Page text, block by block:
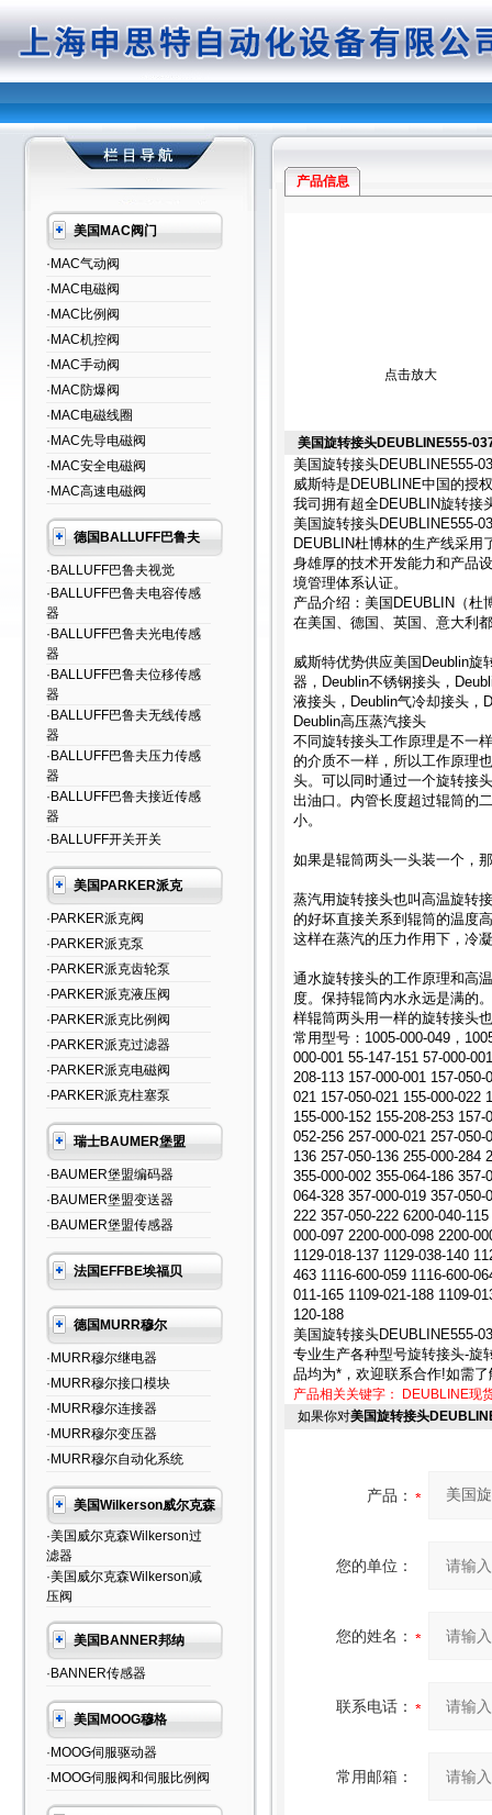
美国MAC阀门
·MAC气动阀
·MAC电磁阀
·MAC比例阀
·MAC机控阀
·MAC手动阀
·MAC防爆阀
·MAC电磁线圈
·MAC先导电磁阀
·MAC安全电磁阀
·MAC高速电磁阀
德国BALLUFF巴鲁夫
·BALLUFF巴鲁夫视觉
·BALLUFF巴鲁夫电容传感
器
·BALLUFF巴鲁夫光电传感
器
·BALLUFF巴鲁夫位移传感
器
·BALLUFF巴鲁夫无线传感
器
·BALLUFF巴鲁夫压力传感
器
·BALLUFF巴鲁夫接近传感
器
·BALLUFF开关开关
美国PARKER派克
·PARKER派克阀
·PARKER派克泵
·PARKER派克齿轮泵
·PARKER派克液压阀
·PARKER派克比例阀
·PARKER派克过滤器
·PARKER派克电磁阀
·PARKER派克柱塞泵
瑞士BAUMER堡盟
·BAUMER堡盟编码器
·BAUMER堡盟变送器
·BAUMER堡盟传感器
法国EFFBE埃福贝
德国MURR穆尔
·MURR穆尔继电器
·MURR穆尔接口模块
·MURR穆尔连接器
·MURR穆尔变压器
·MURR穆尔自动化系统
美国Wilkerson威尔克森
·美国威尔克森Wilkerson过
滤器
·美国威尔克森Wilkerson减
压阀
美国BANNER邦纳
·BANNER传感器
美国MOOG穆格
·MOOG伺服驱动器
·MOOG伺服阀和伺服比例阀
产品信息
点击放大
美国旋转接头DEUBLINE555-
美国旋转接头DEUBLINE555-
威斯特是DEUBLINE中国的授
我司拥有超全DEUBLIN旋转接
美国旋转接头DEUBLINE555-
DEUBLIN杜博林的生产线采用
身雄厚的技术开发能力和产品
境管理体系认证。
产品介绍：美国DEUBLIN（杜
在美国、德国、英国、意大利
威斯特优势供应美国Deublin旋
器，Deublin不锈钢接头，
液接头，Deublin气冷却接头，
Deublin高压蒸汽接头
不同旋转接头工作原理是不一
的介质不一样，所以工作原理
头。可以同时通过一个旋转接
出油口。内管长度超过辊筒的
小。
如果是辊筒两头一头装一个，
蒸汽用旋转接头也叫高温旋转
的好坏直接关系到辊筒的温度
这样在蒸汽的压力作用下，冷
通水旋转接头的工作原理和高
度。保持辊筒内水永远是满的
样辊筒两头用一样的旋转接头
常用型号：1005-000-049，
000-001 55-147-151 57-000-
208-113 157-000-001 157-
021 157-050-021 155-000-022
155-000-152 155-208-253
052-256 257-000-021 257-
136 257-050-136 255-000-284
355-000-002 355-064-186
064-328 357-000-019 357-
222 357-050-222 6200-040-
000-097 2200-000-098 2200-
1129-018-137 1129-038-140
463 1116-600-059 1116-600-
011-165 1109-021-188 1109-
120-188
美国旋转接头DEUBLINE555-
专业生产各种型号旋转接头-旋
品均为*，欢迎联系合作!如需
产品相关关键字：
DEUBLINE现
如果你对美国旋转接头
产品：
您的单位：
您的姓名：
联系电话：
常用邮箱：